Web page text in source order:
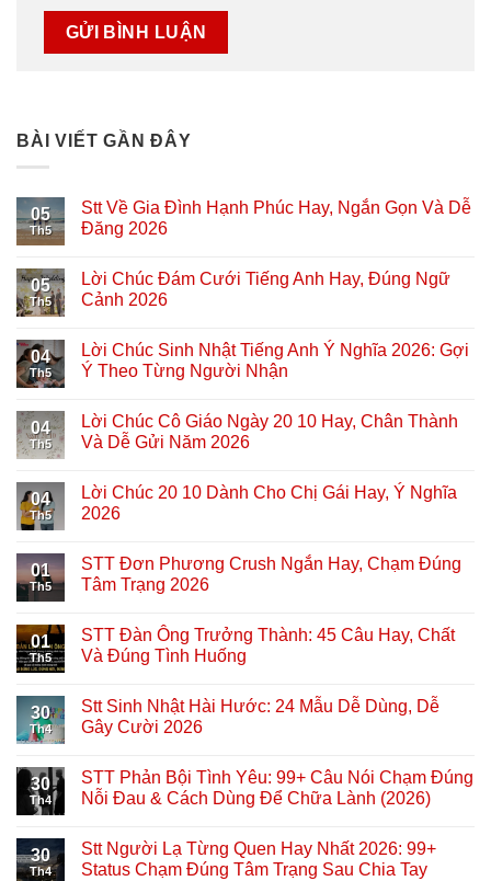
BÀI VIẾT GẦN ĐÂY
05
Th5
Stt Về Gia Đình Hạnh Phúc Hay, Ngắn Gọn Và Dễ
Đăng 2026
05
Th5
Lời Chúc Đám Cưới Tiếng Anh Hay, Đúng Ngữ
Cảnh 2026
04
Th5
Lời Chúc Sinh Nhật Tiếng Anh Ý Nghĩa 2026: Gợi
Ý Theo Từng Người Nhận
04
Th5
Lời Chúc Cô Giáo Ngày 20 10 Hay, Chân Thành
Và Dễ Gửi Năm 2026
04
Th5
Lời Chúc 20 10 Dành Cho Chị Gái Hay, Ý Nghĩa
2026
01
Th5
STT Đơn Phương Crush Ngắn Hay, Chạm Đúng
Tâm Trạng 2026
01
Th5
STT Đàn Ông Trưởng Thành: 45 Câu Hay, Chất
Và Đúng Tình Huống
30
Th4
Stt Sinh Nhật Hài Hước: 24 Mẫu Dễ Dùng, Dễ
Gây Cười 2026
30
Th4
STT Phản Bội Tình Yêu: 99+ Câu Nói Chạm Đúng
Nỗi Đau & Cách Dùng Để Chữa Lành (2026)
30
Th4
Stt Người Lạ Từng Quen Hay Nhất 2026: 99+
Status Chạm Đúng Tâm Trạng Sau Chia Tay